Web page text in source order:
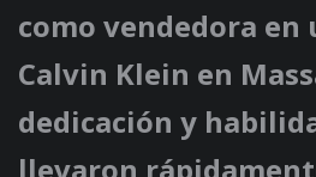
como vendedora en
Calvin Klein en
dedicación y